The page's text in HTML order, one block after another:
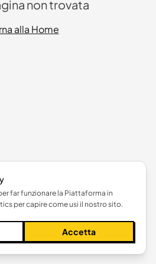
non trovata
alla Home
far funzionare la Piattaforma in
per capire come usi il nostro sito.
Accetta